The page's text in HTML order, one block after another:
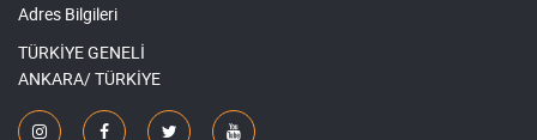
Adres Bilgileri
TÜRKİYE GENELİ
ANKARA/ TÜRKİYE